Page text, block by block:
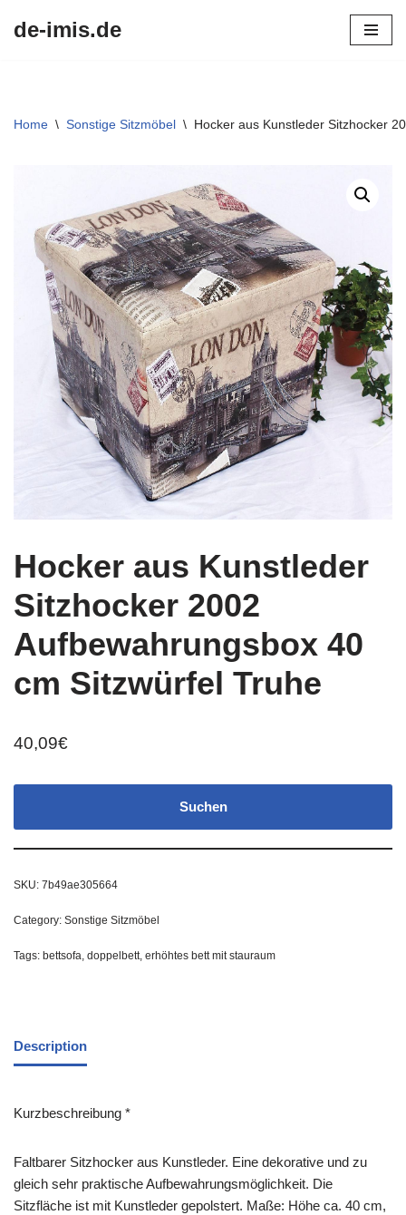
de-imis.de
Home \ Sonstige Sitzmöbel \ Hocker aus Kunstleder Sitzhocker
Hocker aus Kunstleder
Sitzhocker 2002
Aufbewahrungsbox 40
cm Sitzwürfel Truhe
40,09€
Suchen
SKU: 7b49ae305664
Category: Sonstige Sitzmöbel
Tags: bettsofa, doppelbett, erhöhtes bett mit stauraum
Description
Kurzbeschreibung *
Faltbarer Sitzhocker aus Kunstleder. Eine dekorative und zu
gleich sehr praktische Aufbewahrungsmöglichkeit. Die
Sitzfläche ist mit Kunstleder gepolstert. Maße: Höhe ca. 40 cm,